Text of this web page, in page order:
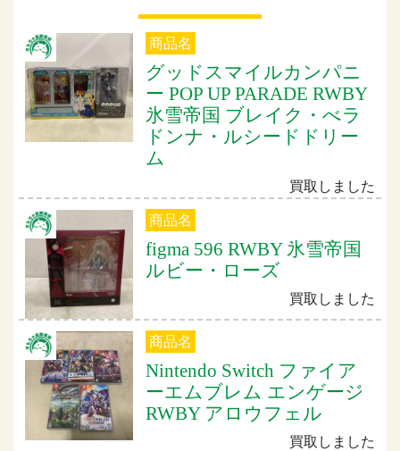
商品名
グッドスマイルカンパニ
ー POP UP PARADE RWBY
氷雪帝国 ブレイク・べラ
ドンナ・ルシードドリー
ム
買取しました
商品名
figma 596 RWBY 氷雪帝国
ルビー・ローズ
買取しました
商品名
Nintendo Switch ファイア
ーエムブレム エンゲージ
RWBY アロウフェル
買取しました